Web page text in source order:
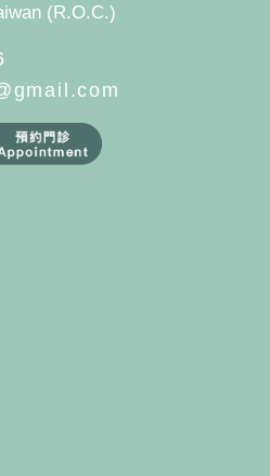
(R.O.C.)